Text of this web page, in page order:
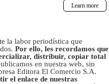
la labor periodística que
Por ello, les recordamos que
distribuir, copiar total
en nuestra web, sin
Editora El Comercio S.A.
el enlace de nuestras